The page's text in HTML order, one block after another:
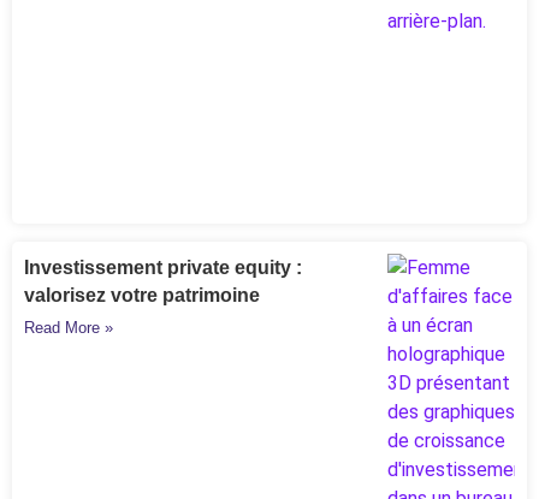
Investissement private equity :
valorisez votre patrimoine
Read More »